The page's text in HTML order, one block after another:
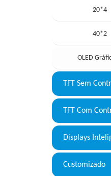
20*4
40*2
OLED
TFT Sem
TFT Com
Displays
Customizado